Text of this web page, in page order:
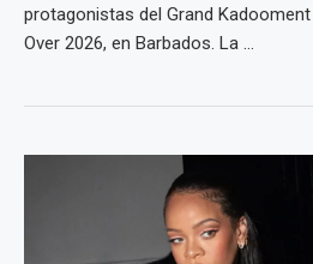
protagonistas del Grand
Over 2026, en Barbados. La ...